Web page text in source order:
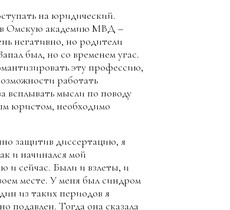
на юридический.
в Омскую академию МВД –
негативно, но родители
был, но со временем угас.
эту профессию,
работать
всплывать мысли по поводу
юристом, необходимо
защитив диссертацию, я
и начинался мой
и сейчас. Были и взлеты, и
месте. У меня был синдром
из таких периодов я
подавлен. Тогда она сказала